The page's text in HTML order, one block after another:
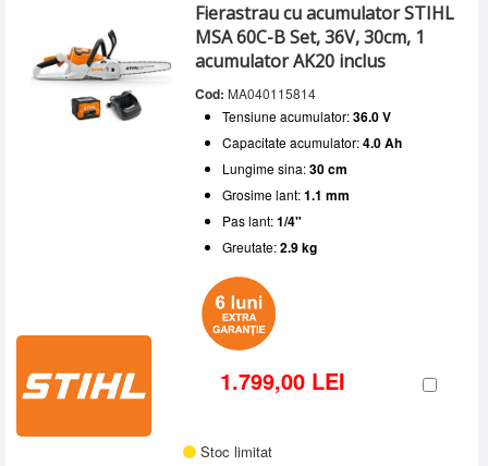
Fierastrau cu acumulator STIHL
MSA 60C-B Set, 36V, 30cm, 1
acumulator AK20 inclus
Cod: MA040115814
Tensiune acumulator:36.0 V
Capacitate acumulator:4.0 Ah
Lungime sina:30 cm
Grosime lant:1.1 mm
Pas lant:1/4"
Greutate:2.9 kg
1.799,00 LEI
Stoc limitat